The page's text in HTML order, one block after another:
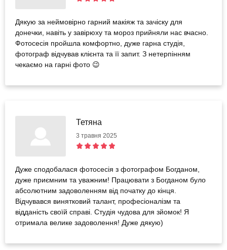
Дякую за неймовірно гарний макіяж та зачіску для
донечки, навіть у завірюху та мороз прийняли нас вчасно.
Фотосесія пройшла комфортно, дуже гарна студія,
фотограф відчував клієнта та її запит. З нетерпінням
чекаємо на гарні фото 😉
Тетяна
3 травня 2025
Дуже сподобалася фотосесія з фотографом Богданом,
дуже приємним та уважним! Працювати з Богданом було
абсолютним задоволенням від початку до кінця.
Відчувався винятковий талант, професіоналізм та
відданість своїй справі. Студія чудова для зйомок! Я
отримала велике задоволення! Дуже дякую)